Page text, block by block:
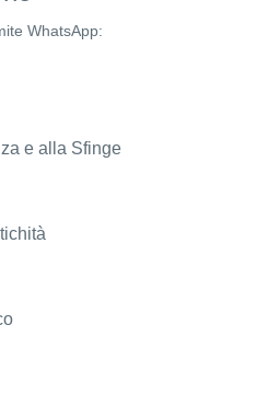
WhatsApp:
e alla Sfinge